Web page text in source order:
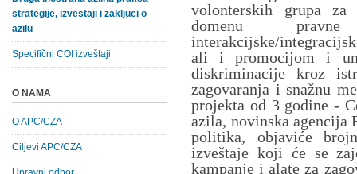
volonterskih grupa
domenu
interakcijske/
ali i promocijom i
diskriminacije kroz
zagovaranja i snažnu
projekta od 3 godine -
azila, novinska agencija
politika, objaviće
izveštaje koji će se
kampanje i alate za
strategije, izvestaji i zakljuci o
azilu
Specifični COI izveštaji
O NAMA
O APC/CZA
Ciljevi APC/CZA